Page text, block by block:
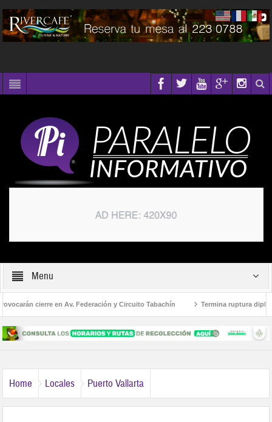
Menu
cierre en Av. Federación y Circuito Tabachín Termina ruptura
a Karely Ruiz
Home Locales Puerto Vallarta